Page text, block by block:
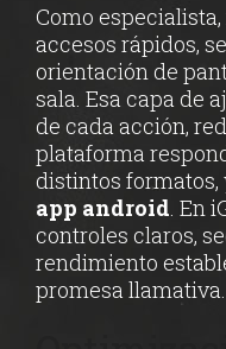
Como
accesos rápidos,
orientación de
sala. Esa capa de
de cada acción,
plataforma
distintos formatos,
app android. En
controles claros,
rendimiento
promesa llamativa.